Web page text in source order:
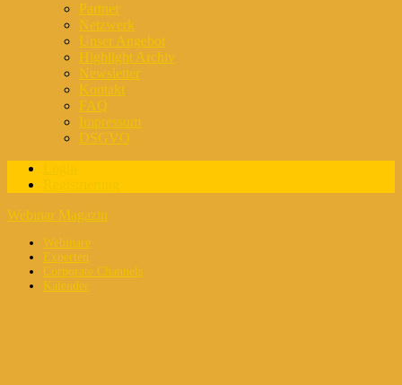
Partner
Netzwerk
Unser Angebot
Highlight Archiv
Newsletter
Kontakt
FAQ
Impressum
DSGVO
Webinar Magazin
Webinare
Experten
Corporate Channels
Kalender